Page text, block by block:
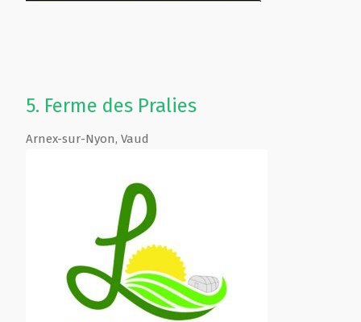
5. Ferme des Pralies
Arnex-sur-Nyon, Vaud